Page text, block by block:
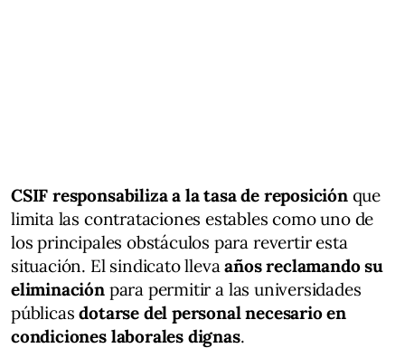
CSIF responsabiliza a la tasa de reposiciónque
limita las contrataciones estables como uno de
los principales obstáculos para revertir esta
situación. El sindicato llevaaños reclamando su
eliminaciónpara permitir a las universidades
públicasdotarse del personal necesario en
condiciones laborales dignas.